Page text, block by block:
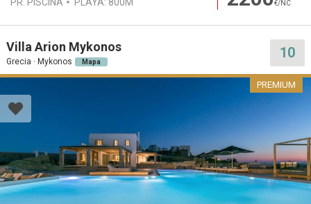
€/NC
Villa Arion Mykonos
Grecia · Mykonos Mapa
10
PREMIUM